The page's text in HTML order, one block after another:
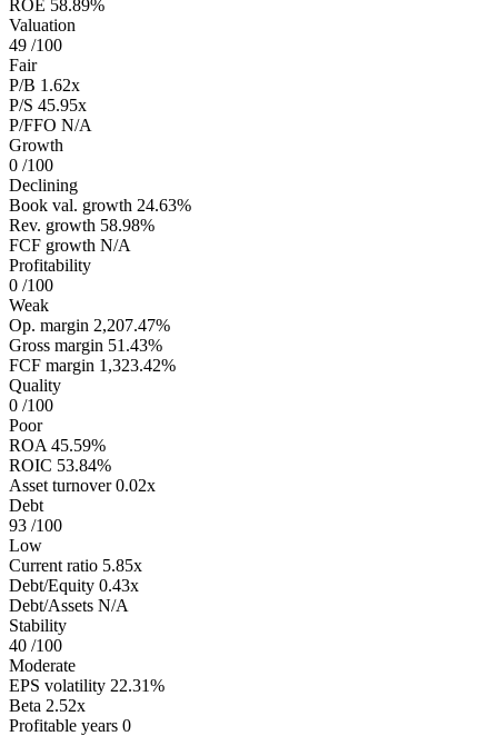
ROE 58.89%
Valuation
49 /100
Fair
P/B 1.62x
P/S 45.95x
P/FFO N/A
Growth
0 /100
Declining
Book val. growth 24.63%
Rev. growth 58.98%
FCF growth N/A
Profitability
0 /100
Weak
Op. margin 2,207.47%
Gross margin 51.43%
FCF margin 1,323.42%
Quality
0 /100
Poor
ROA 45.59%
ROIC 53.84%
Asset turnover 0.02x
Debt
93 /100
Low
Current ratio 5.85x
Debt/Equity 0.43x
Debt/Assets N/A
Stability
40 /100
Moderate
EPS volatility 22.31%
Beta 2.52x
Profitable years 0